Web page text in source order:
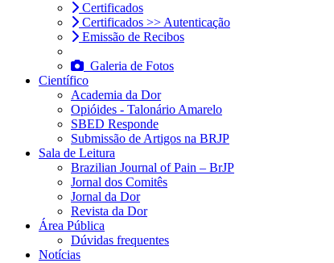
Certificados
Certificados >> Autenticação
Emissão de Recibos
Galeria de Fotos
Científico
Academia da Dor
Opióides - Talonário Amarelo
SBED Responde
Submissão de Artigos na BRJP
Sala de Leitura
Brazilian Journal of Pain – BrJP
Jornal dos Comitês
Jornal da Dor
Revista da Dor
Área Pública
Dúvidas frequentes
Notícias